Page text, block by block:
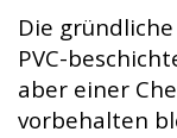
Die
PVC-
aber einer
vorbehalten